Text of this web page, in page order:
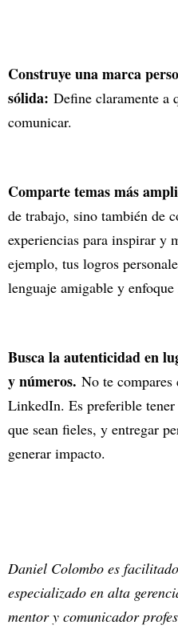
Construye una marca
sólida: Define claramente a
comunicar.
Comparte temas más
de trabajo, sino también de
experiencias para inspirar y
ejemplo, tus logros
lenguaje amigable y
Busca la autenticidad en
y números. No te compares
LinkedIn. Es preferible
que sean fieles, y entregar
generar impacto.
Daniel Colombo es
especializado en alta
mentor y comunicador